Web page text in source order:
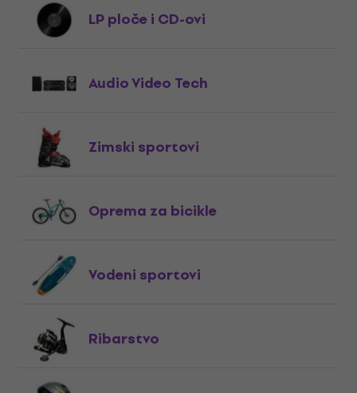
LP ploče i CD-ovi
Audio Video Tech
Zimski sportovi
Oprema za bicikle
Vodeni sportovi
Ribarstvo